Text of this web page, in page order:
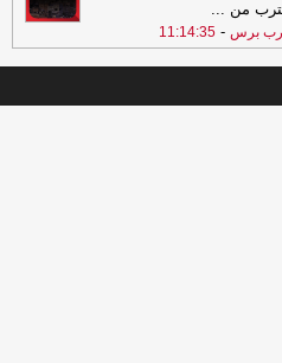
من ...
برس -
11:14:35